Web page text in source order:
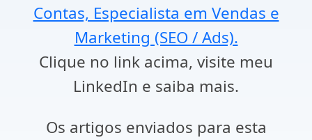
Contas, Especialista em Vendas e
Marketing (SEO / Ads).
Clique no link acima, visite meu
LinkedIn e saiba mais.
Os artigos enviados para esta